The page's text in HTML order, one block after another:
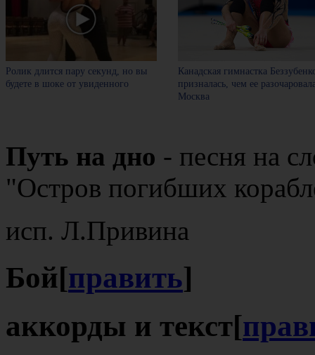
Ролик длится пару секунд, но вы
будете в шоке от увиденного
Канадская гимнастка
призналась, чем ее
Москва
Путь на дно - песня на
"Остров погибших
исп. Л.Привина
Бой[править]
аккорды и текст[